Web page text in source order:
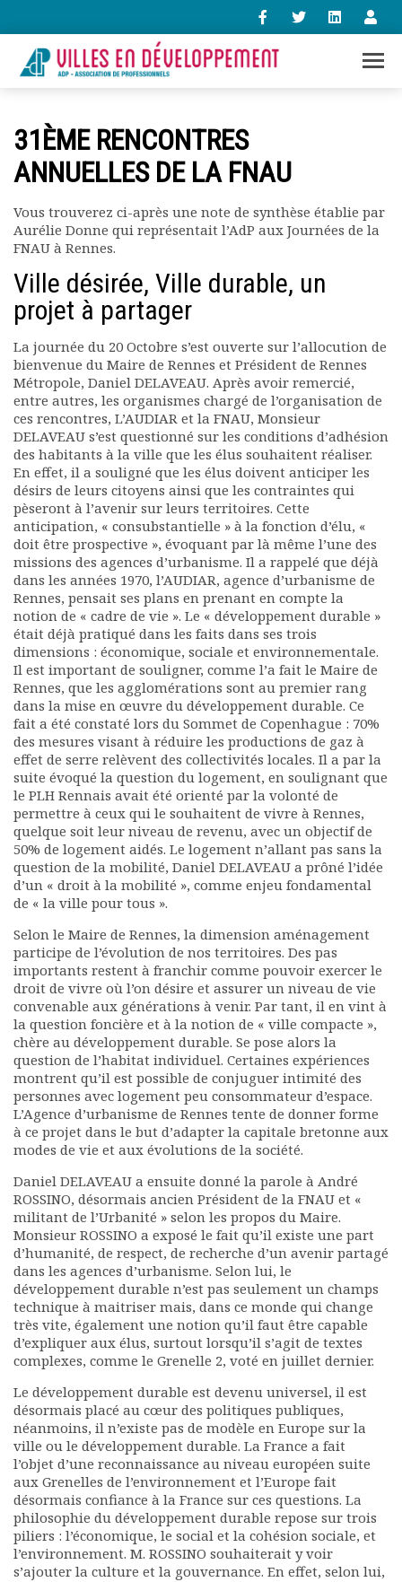
contact@villes-developpement.org
L’association
Qui sommes-nous ?
Le bureau
Statuts de l’association
Vie de l’association
Calendrier des activités
Assemblées générales
Comptes rendus mensuels
Rapports moraux
Rapports financiers
Nous rejoindre
Le bulletin
Présentation du bulletin
Comité de rédaction
Bulletins Villes en
développement
Kiosk
Ressources
Nos actions
Podcast-AdP
Dîners débats
Journées d’études
Concours vidéo
Matinales
Nos partenaires
Evénements
Publications et rapports
Documents
Les adhérents
Annuaire
Offres d’emploi
Forum
Actualités
Nous contacter
31ÈME RENCONTRES
ANNUELLES DE LA FNAU
Vous trouverez ci-après une note de synthèse établie par
Aurélie Donne qui représentait l’AdP aux Journées de la
FNAU à Rennes.
Ville désirée, Ville durable, un
projet à partager
La journée du 20 Octobre s’est ouverte sur l’allocution de
bienvenue du Maire de Rennes et Président de Rennes
Métropole, Daniel DELAVEAU. Après avoir remercié,
entre autres, les organismes chargé de l’organisation de
ces rencontres, L’AUDIAR et la FNAU, Monsieur
DELAVEAU s’est questionné sur les conditions d’adhésion
des habitants à la ville que les élus souhaitent réaliser.
En effet, il a souligné que les élus doivent anticiper les
désirs de leurs citoyens ainsi que les contraintes qui
pèseront à l’avenir sur leurs territoires. Cette
anticipation, « consubstantielle » à la fonction d’élu, «
doit être prospective », évoquant par là même l’une des
missions des agences d’urbanisme. Il a rappelé que déjà
dans les années 1970, l’AUDIAR, agence d’urbanisme de
Rennes, pensait ses plans en prenant en compte la
notion de « cadre de vie ». Le « développement durable »
était déjà pratiqué dans les faits dans ses trois
dimensions : économique, sociale et environnementale.
Il est important de souligner, comme l’a fait le Maire de
Rennes, que les agglomérations sont au premier rang
dans la mise en œuvre du développement durable. Ce
fait a été constaté lors du Sommet de Copenhague : 70%
des mesures visant à réduire les productions de gaz à
effet de serre relèvent des collectivités locales. Il a par la
suite évoqué la question du logement, en soulignant que
le PLH Rennais avait été orienté par la volonté de
permettre à ceux qui le souhaitent de vivre à Rennes,
quelque soit leur niveau de revenu, avec un objectif de
50% de logement aidés. Le logement n’allant pas sans la
question de la mobilité, Daniel DELAVEAU a prôné l’idée
d’un « droit à la mobilité », comme enjeu fondamental
de « la ville pour tous ».
Selon le Maire de Rennes, la dimension aménagement
participe de l’évolution de nos territoires. Des pas
importants restent à franchir comme pouvoir exercer le
droit de vivre où l’on désire et assurer un niveau de vie
convenable aux générations à venir. Par tant, il en vint à
la question foncière et à la notion de « ville compacte »,
chère au développement durable. Se pose alors la
question de l’habitat individuel. Certaines expériences
montrent qu’il est possible de conjuguer intimité des
personnes avec logement peu consommateur d’espace.
L’Agence d’urbanisme de Rennes tente de donner forme
à ce projet dans le but d’adapter la capitale bretonne aux
modes de vie et aux évolutions de la société.
Daniel DELAVEAU a ensuite donné la parole à André
ROSSINO, désormais ancien Président de la FNAU et «
militant de l’Urbanité » selon les propos du Maire.
Monsieur ROSSINO a exposé le fait qu’il existe une part
d’humanité, de respect, de recherche d’un avenir partagé
dans les agences d’urbanisme. Selon lui, le
développement durable n’est pas seulement un champs
technique à maitriser mais, dans ce monde qui change
très vite, également une notion qu’il faut être capable
d’expliquer aux élus, surtout lorsqu’il s’agit de textes
complexes, comme le Grenelle 2, voté en juillet dernier.
Le développement durable est devenu universel, il est
désormais placé au cœur des politiques publiques,
néanmoins, il n’existe pas de modèle en Europe sur la
ville ou le développement durable. La France a fait
l’objet d’une reconnaissance au niveau européen suite
aux Grenelles de l’environnement et l’Europe fait
désormais confiance à la France sur ces questions. La
philosophie du développement durable repose sur trois
piliers : l’économique, le social et la cohésion sociale, et
l’environnement. M. ROSSINO souhaiterait y voir
s’ajouter la culture et la gouvernance. En effet, selon lui,